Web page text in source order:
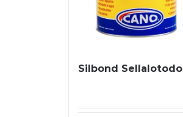
Silbond Sellalotodo